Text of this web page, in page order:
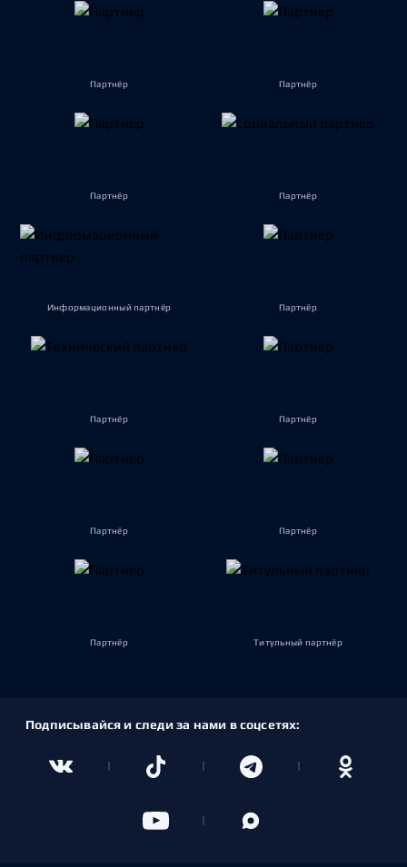
Партнёр Партнёр
Партнёр Партнёр
Информационный партнёр Партнёр
Партнёр Партнёр
Партнёр Партнёр
Партнёр Титульный партнёр
Подписывайся и следи за нами в соцсетях: